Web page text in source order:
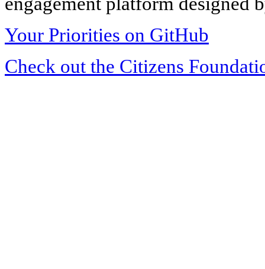
Your Priorities on GitHub
Check out the Citizens